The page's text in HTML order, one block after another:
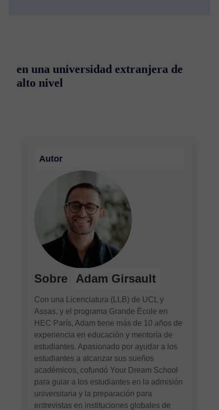
en una universidad extranjera de
alto nivel
Autor
Sobre Adam Girsault
Con una Licenciatura (LLB) de UCL y
Assas, y el programa Grande École en
HEC París, Adam tiene más de 10 años de
experiencia en educación y mentoría de
estudiantes. Apasionado por ayudar a los
estudiantes a alcanzar sus sueños
académicos, cofundó Your Dream School
para guiar a los estudiantes en la admisión
universitaria y la preparación para
entrevistas en instituciones globales de